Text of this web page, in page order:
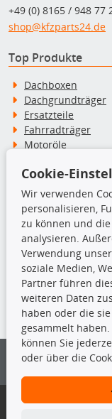
+49 (0) 8165 / 948 77
shop@kfzparts24.de
Top Produkte
Dachboxen
Dachgrundträger
Ersatzteile
Fahrradträger
Motoröle
Schneeketten
TecDoc Inside
Die hier angezeigten
nicht kopiert werden.
Es ist zu unterlassen,
vorherige Zustimmung
und/oder diese
Bitte prüfen Sie, ob das
Cookie-
Wir verwenden
personalisieren,
zu können und
analysieren.
Verwendung
soziale Medien,
Partner führen
weiteren Daten
haben oder die
gesammelt
können Sie
oder über die